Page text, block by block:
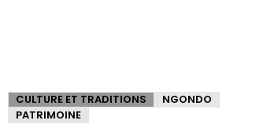
CULTURE ET TRADITIONS
NGONDO
PATRIMOINE